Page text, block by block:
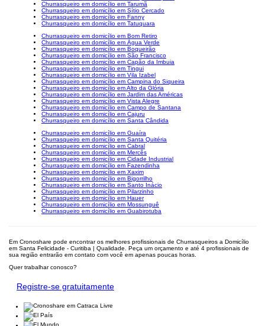
Churrasqueiro em domicílio em Tarumã
Churrasqueiro em domicílio em Sítio Cercado
Churrasqueiro em domicílio em Fanny
Churrasqueiro em domicílio em Tatuquara
Churrasqueiro em domicílio em Bom Retiro
Churrasqueiro em domicílio em Água Verde
Churrasqueiro em domicílio em Boqueirão
Churrasqueiro em domicílio em São Francisco
Churrasqueiro em domicílio em Capão da Imbuia
Churrasqueiro em domicílio em Tingui
Churrasqueiro em domicílio em Vila Izabel
Churrasqueiro em domicílio em Campina do Siqueira
Churrasqueiro em domicílio em Alto da Glória
Churrasqueiro em domicílio em Jardim das Américas
Churrasqueiro em domicílio em Vista Alegre
Churrasqueiro em domicílio em Campo de Santana
Churrasqueiro em domicílio em Cajuru
Churrasqueiro em domicílio em Santa Cândida
Churrasqueiro em domicílio em Guaíra
Churrasqueiro em domicílio em Santa Quitéria
Churrasqueiro em domicílio em Cabral
Churrasqueiro em domicílio em Mercês
Churrasqueiro em domicílio em Cidade Industrial
Churrasqueiro em domicílio em Fazendinha
Churrasqueiro em domicílio em Xaxim
Churrasqueiro em domicílio em Bigorrilho
Churrasqueiro em domicílio em Santo Inácio
Churrasqueiro em domicílio em Pilarzinho
Churrasqueiro em domicílio em Hauer
Churrasqueiro em domicílio em Mossunguê
Churrasqueiro em domicílio em Guabirotuba
Em Cronoshare pode encontrar os melhores profissionais de Churrasqueiros a Domicílio
em Santa Felicidade - Curitiba | Qualidade. Peça um orçamento e até 4 profissionais de
sua região entrarão em contato com você em apenas poucas horas.
Quer trabalhar conosco?
Registre-se gratuitamente